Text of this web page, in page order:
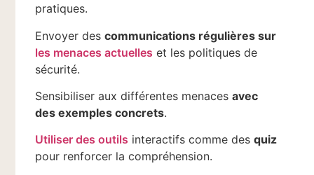
pratiques.
Envoyer descommunications régulières sur
les menaces actuelles et les politiques de
sécurité.
Sensibiliser aux différentes menacesavec
des exemples concrets.
Utiliser des outils interactifs comme desquiz
pour renforcer la compréhension.